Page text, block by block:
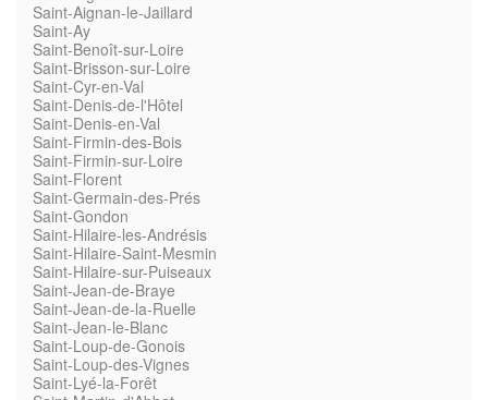
Saint-Aignan-le-Jaillard
Saint-Ay
Saint-Benoît-sur-Loire
Saint-Brisson-sur-Loire
Saint-Cyr-en-Val
Saint-Denis-de-l'Hôtel
Saint-Denis-en-Val
Saint-Firmin-des-Bois
Saint-Firmin-sur-Loire
Saint-Florent
Saint-Germain-des-Prés
Saint-Gondon
Saint-Hilaire-les-Andrésis
Saint-Hilaire-Saint-Mesmin
Saint-Hilaire-sur-Puiseaux
Saint-Jean-de-Braye
Saint-Jean-de-la-Ruelle
Saint-Jean-le-Blanc
Saint-Loup-de-Gonois
Saint-Loup-des-Vignes
Saint-Lyé-la-Forêt